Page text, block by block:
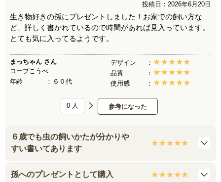
投稿日：2026年6月20日
生き物好きの孫にプレゼントしました！お家での飼い方な
ど、詳しく書かれているので時間があれば見入っています。
とても気に入ってるようです。
まっちゃん さん
コープこうべ
年齢
６０代
デザイン
品質
使用感
参考になった
0 人
６歳でも虫の飼いかたが分かりや
すい書いてあります
孫へのプレゼントとして購入